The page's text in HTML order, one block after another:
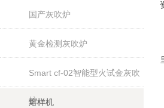
国产灰吹炉
黄金检测灰吹炉
Smart cf-02智能型火试金灰吹
炉
熔样机